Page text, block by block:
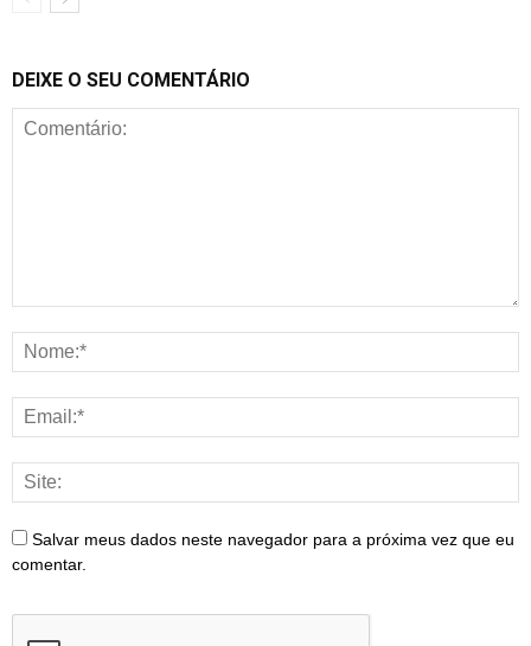
DEIXE O SEU COMENTÁRIO
Salvar meus dados neste navegador para a próxima vez que eu
comentar.